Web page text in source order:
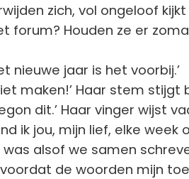
zich, vol ongeloof
forum? Houden ze er
nieuwe jaar is het voorbij.’
maken!’ Haar stem stijgt
dit.’ Haar vinger wijst
ik jou, mijn lief, elke week
alsof we samen
de woorden mijn